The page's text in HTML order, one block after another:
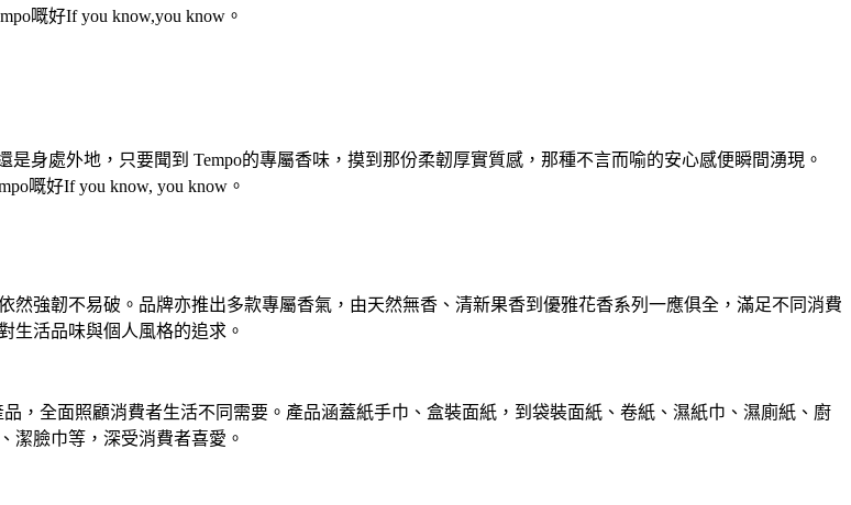
嘅好If you know,you know。
身處外地，只要聞到 Tempo的專屬香味，摸到那份柔韌厚實質感，那種不言而喻的安心感便瞬間湧現。
嘅好If you know, you know。
然強韌不易破。品牌亦推出多款專屬香氣，由天然無香、清新果香到優雅花香系列一應俱全，滿足不同消費
生活品味與個人風格的追求。
，全面照顧消費者生活不同需要。產品涵蓋紙手巾、盒裝面紙，到袋裝面紙、卷紙、濕紙巾、濕廁紙、廚
潔臉巾等，深受消費者喜愛。